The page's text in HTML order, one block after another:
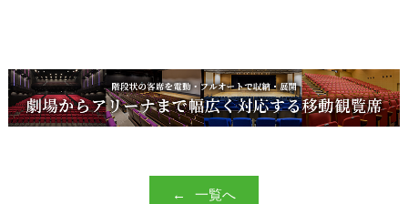
一覧へ